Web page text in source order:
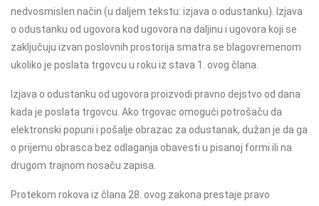
nedvosmislen način (u daljem tekstu: izjava o odustanku). Izjava
o odustanku od ugovora kod ugovora na daljinu i ugovora koji se
zaključuju izvan poslovnih prostorija smatra se blagovremenom
ukoliko je poslata trgovcu u roku iz stava 1. ovog člana.
Izjava o odustanku od ugovora proizvodi pravno dejstvo od dana
kada je poslata trgovcu. Ako trgovac omogući potrošaču da
elektronski popuni i pošalje obrazac za odustanak, dužan je da ga
o prijemu obrasca bez odlaganja obavesti u pisanoj formi ili na
drugom trajnom nosaču zapisa.
Protekom rokova iz člana 28. ovog zakona prestaje pravo